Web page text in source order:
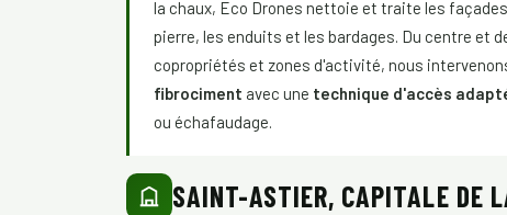
la chaux, Eco Drones nettoie et traite les
pierre, les enduits et les bardages. Du centre et
copropriétés et zones d'activité, nous
fibrociment avec une technique d'accès
ou échafaudage.
SAINT-ASTIER, CAPITALE DE